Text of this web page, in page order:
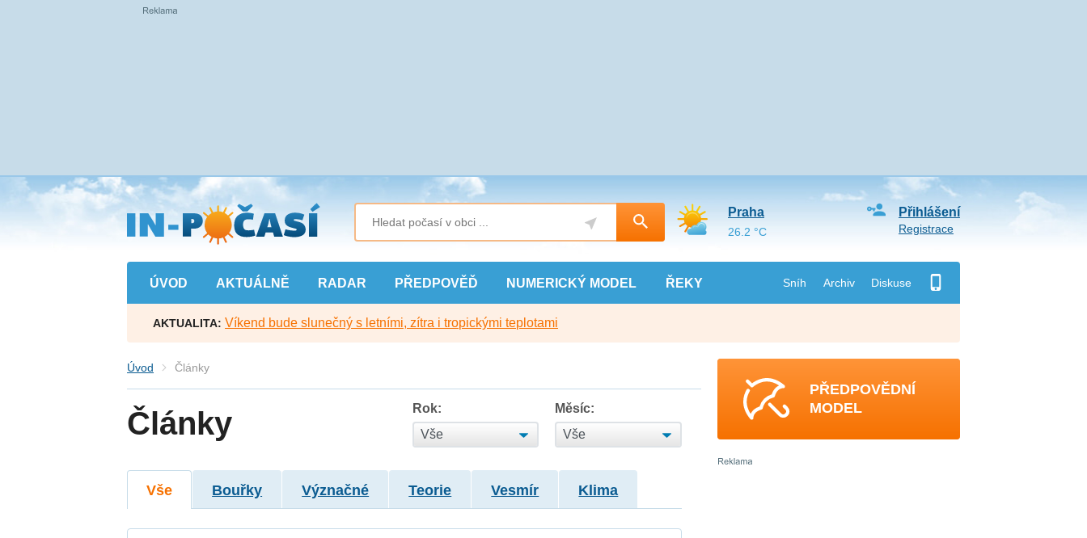
Přejít
na
hlavní
obsah
ÚVOD AKTUÁLNĚ RADAR PŘEDPOVĚĎ NUMERICKÝ MODEL ŘEKY Sníh Archiv Diskuse
Přihlášení
Registrace
Praha
26.2 °C
AKTUALITA: Víkend bude slunečný s letními, zítra i tropickými teplotami
Úvod Články
Články Rok: Měsíc:
Vše Bouřky Význačné Teorie Vesmír Klima
PŘEDPOVĚDNÍ
MODEL